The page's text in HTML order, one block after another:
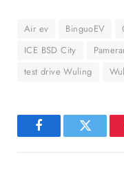
Air ev BinguoEV
ICE BSD City
test drive Wuling
FacebookTwitter